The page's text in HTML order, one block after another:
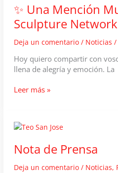
✨ Una Mención
Sculpture Network
Deja un comentario / Noticias /
Hoy quiero compartir con
llena de alegría y emoción. La
✨
Muy
Especial
Sculpture
Network
Leer más »
Nota de Prensa
Deja un comentario / Noticias,